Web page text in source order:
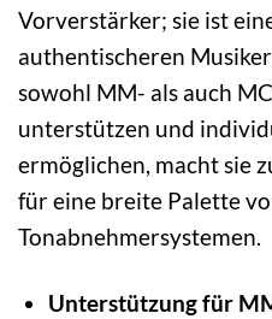
Vorverstärker; sie ist
authentischeren
sowohl MM- als auch
unterstützen und
ermöglichen, macht sie
für eine breite Palette
Tonabnehmersystemen.
Unterstützung für